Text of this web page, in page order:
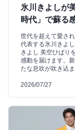
氷川きよしが
時代」で蘇る
世代を超えて愛さ
代表する氷川きよ
きよし 美空ひばり
感動を届けます。
たな息吹が吹き込
2026/07/27